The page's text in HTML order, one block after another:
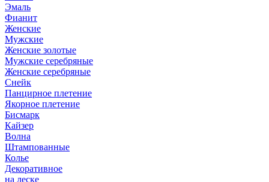
Эмаль
Фианит
Женские
Мужские
Женские золотые
Мужские серебряные
Женские серебряные
Снейк
Панцирное плетение
Якорное плетение
Бисмарк
Кайзер
Волна
Штампованные
Колье
Декоративное
на леске